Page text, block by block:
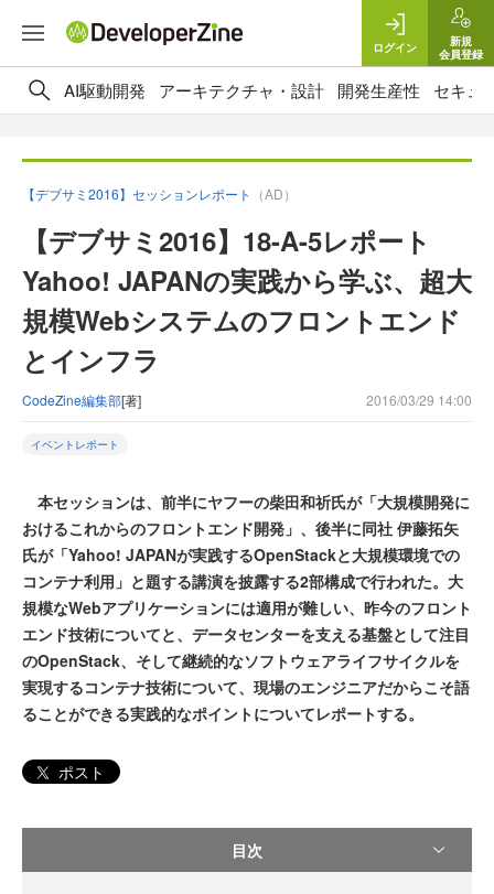
ログイン
新規
会員登録
AI駆動開発 アーキテクチャ・設計 開発生産性 セキュ
【デブサミ2016】セッションレポート （AD）
【デブサミ2016】18-A-5レポート
Yahoo! JAPANの実践から学ぶ、超大
規模Webシステムのフロントエンド
とインフラ
CodeZine編集部[著] 2016/03/29 14:00
イベントレポート
本セッションは、前半にヤフーの柴田和祈氏が「大規模開発に
おけるこれからのフロントエンド開発」、後半に同社 伊藤拓矢
氏が「Yahoo! JAPANが実践するOpenStackと大規模環境での
コンテナ利用」と題する講演を披露する2部構成で行われた。大
規模なWebアプリケーションには適用が難しい、昨今のフロント
エンド技術についてと、データセンターを支える基盤として注目
のOpenStack、そして継続的なソフトウェアライフサイクルを
実現するコンテナ技術について、現場のエンジニアだからこそ語
ることができる実践的なポイントについてレポートする。
ポスト
目次